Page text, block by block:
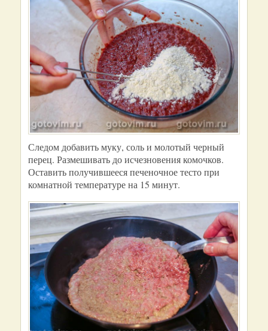
Следом добавить муку, соль и молотый черный
перец. Размешивать до исчезновения комочков.
Оставить получившееся печеночное тесто при
комнатной температуре на 15 минут.